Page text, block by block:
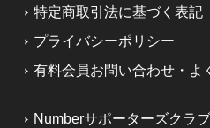
特定商取引法に基づく表記
プライバシーポリシー
有料会員お問い合わせ・よ
Numberサポーターズクラ